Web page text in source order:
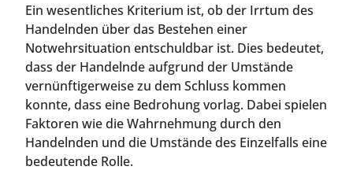
Ein wesentliches Kriterium ist, ob der Irrtum des
Handelnden über das Bestehen einer
Notwehrsituation entschuldbar ist. Dies bedeutet,
dass der Handelnde aufgrund der Umstände
vernünftigerweise zu dem Schluss kommen
konnte, dass eine Bedrohung vorlag. Dabei spielen
Faktoren wie die Wahrnehmung durch den
Handelnden und die Umstände des Einzelfalls eine
bedeutende Rolle.